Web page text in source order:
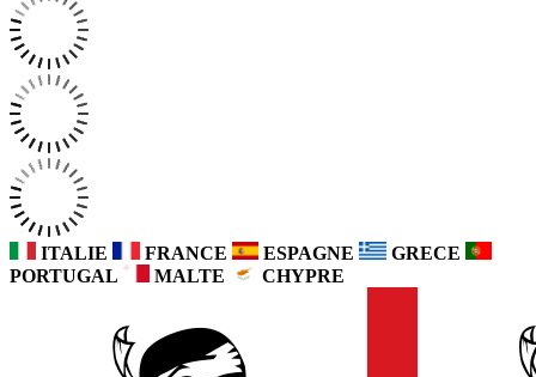
ITALIE FRANCE ESPAGNE
GRECE
PORTUGAL
MALTE CHYPRE